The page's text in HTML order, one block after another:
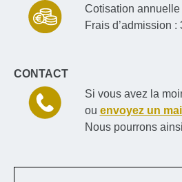
Cotisation annuelle
Frais d’admission :
CONTACT
Si vous avez la
ou envoyez un
Nous pourrons